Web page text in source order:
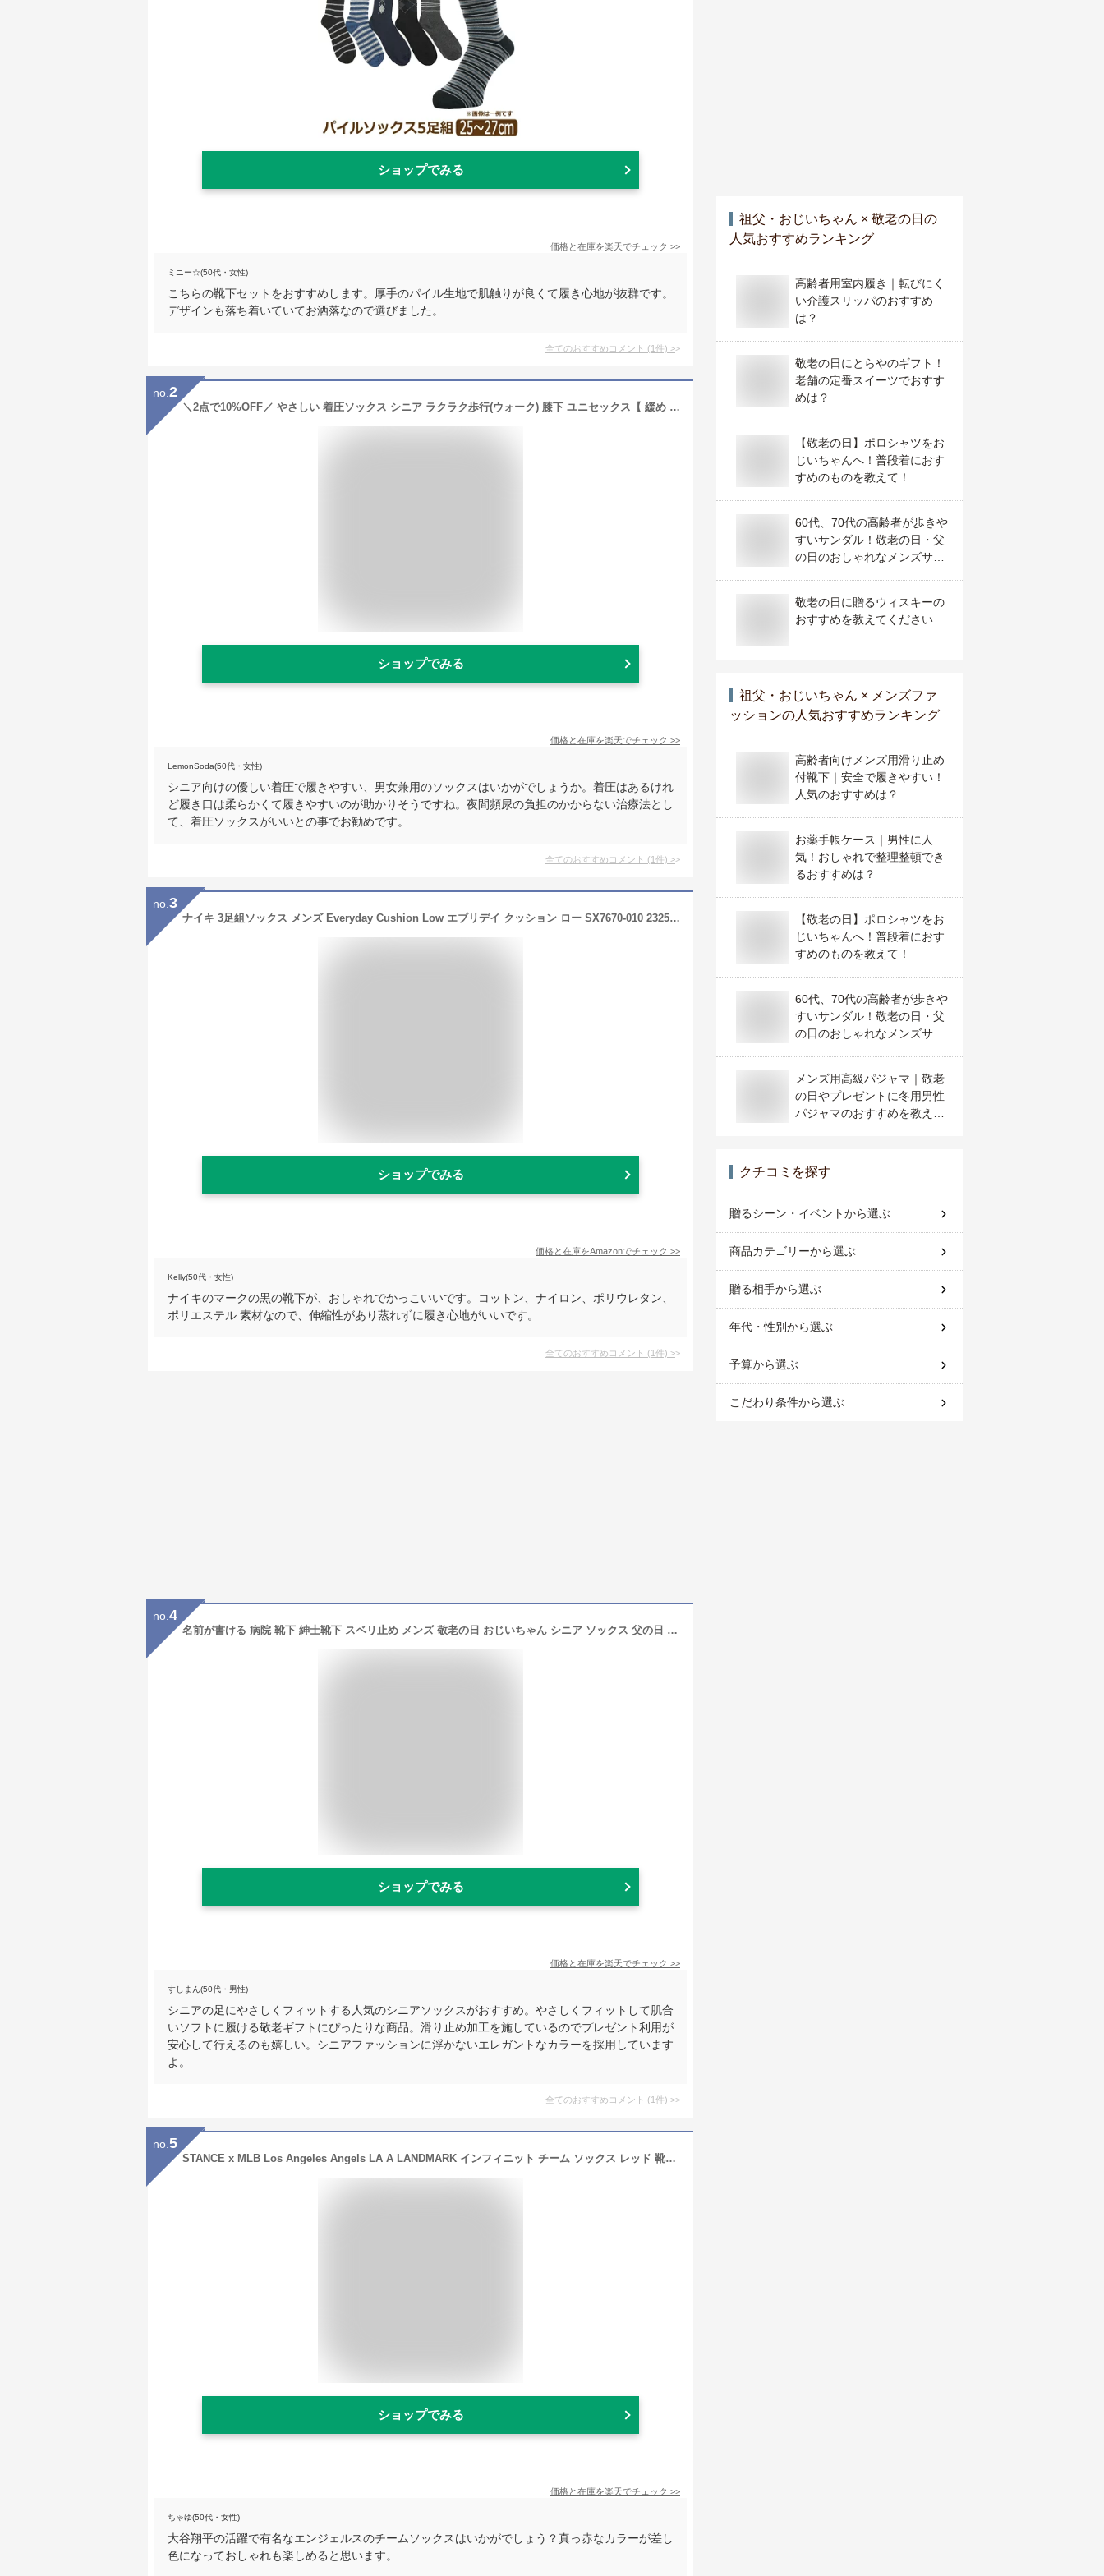
ショップでみる
価格と在庫を楽天でチェック >>
ミニー☆(50代・女性)
こちらの靴下セットをおすすめします。厚手のパイル生地で肌触りが良くて履き心地が抜群です。
デザインも落ち着いていてお洒落なので選びました。
全てのおすすめコメント (1件) >
no. 2
＼2点で10%OFF／ やさしい 着圧ソックス シニア ラクラク歩行(ウォーク) 膝下 ユニセックス【 緩め ゆるめ きつくない 黒 ベージュ ピンク 肌色 ひざ下 弾性ストッキング ふくらはぎ 着圧 靴下 高齢者 レディース メンズ 男性用 夜用 寝ながら 就寝用 ギフト 】
ショップでみる
価格と在庫を楽天でチェック >>
LemonSoda(50代・女性)
シニア向けの優しい着圧で履きやすい、男女兼用のソックスはいかがでしょうか。着圧はあるけれ
ど履き口は柔らかくて履きやすいのが助かりそうですね。夜間頻尿の負担のかからない治療法とし
て、着圧ソックスがいいとの事でお勧めです。
全てのおすすめコメント (1件) >
no. 3
ナイキ 3足組ソックス メンズ Everyday Cushion Low エブリデイ クッション ロー SX7670-010 2325 23.0-25.0 cm
ショップでみる
価格と在庫をAmazonでチェック >>
Kelly(50代・女性)
ナイキのマークの黒の靴下が、おしゃれでかっこいいです。コットン、ナイロン、ポリウレタン、
ポリエステル 素材なので、伸縮性があり蒸れずに履き心地がいいです。
全てのおすすめコメント (1件) >
no. 4
名前が書ける 病院 靴下 紳士靴下 スベリ止め メンズ 敬老の日 おじいちゃん シニア ソックス 父の日 はきやすい 快適 介護 プレゼント お祝い ギフト 70代 80代
ショップでみる
価格と在庫を楽天でチェック >>
すしまん(50代・男性)
シニアの足にやさしくフィットする人気のシニアソックスがおすすめ。やさしくフィットして肌合
いソフトに履ける敬老ギフトにぴったりな商品。滑り止め加工を施しているのでプレゼント利用が
安心して行えるのも嬉しい。シニアファッションに浮かないエレガントなカラーを採用しています
よ。
全てのおすすめコメント (1件) >
no. 5
STANCE x MLB Los Angeles Angels LA A LANDMARK インフィニット チーム ソックス レッド 靴下 赤 INFIKNIT SOCKS Red スタンス x 大リーグ ロサンゼルス・エンゼルス サイズL 25.5-29.0cm
ショップでみる
価格と在庫を楽天でチェック >>
ちゃゆ(50代・女性)
大谷翔平の活躍で有名なエンジェルスのチームソックスはいかがでしょう？真っ赤なカラーが差し
色になっておしゃれも楽しめると思います。
祖父・おじいちゃん × 敬老の日 の
人気おすすめランキング
高齢者用室内履き｜転びにく
い介護スリッパのおすすめ
は？
敬老の日にとらやのギフト！
老舗の定番スイーツでおすす
めは？
【敬老の日】ポロシャツをお
じいちゃんへ！普段着におす
すめのものを教えて！
60代、70代の高齢者が歩きや
すいサンダル！敬老の日・父
の日のおしゃれなメンズサン
敬老の日に贈るウィスキーの
おすすめを教えてください
祖父・おじいちゃん × メンズファ
ッションの人気おすすめランキング
高齢者向けメンズ用滑り止め
付靴下｜安全で履きやすい！
人気のおすすめは？
お薬手帳ケース｜男性に人
気！おしゃれで整理整頓でき
るおすすめは？
【敬老の日】ポロシャツをお
じいちゃんへ！普段着におす
すめのものを教えて！
60代、70代の高齢者が歩きや
すいサンダル！敬老の日・父
の日のおしゃれなメンズサン
メンズ用高級パジャマ｜敬老
の日やプレゼントに冬用男性
パジャマのおすすめを教え
クチコミを探す
贈るシーン・イベントから選ぶ
商品カテゴリーから選ぶ
贈る相手から選ぶ
年代・性別から選ぶ
予算から選ぶ
こだわり条件から選ぶ